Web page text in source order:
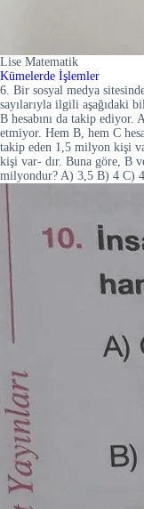
Lise Matematik
Kümelerde İşlemler
6. Bir sosyal medya
sayılarıyla ilgili aşağıdaki
B hesabını da takip ediyor.
etmiyor. Hem B, hem C
takip eden 1,5 milyon kişi
kişi var- dır. Buna göre, B
milyondur? A) 3,5 B) 4 C)